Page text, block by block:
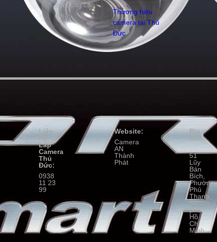
sử dụng cao
nhất.
Thương hiệu
camera tại Thủ
Đức
Liên
Hệ
Lắp
Camera
Thủ
Đức:
0938
11 23
99
Website:
Camera
AN
Thành
Phát
Địa
Chỉ:
51
Lũy
Bán
Bích,
Phường
Phú
Thạnh,
Thành
phố
Hồ
Chí
Minh